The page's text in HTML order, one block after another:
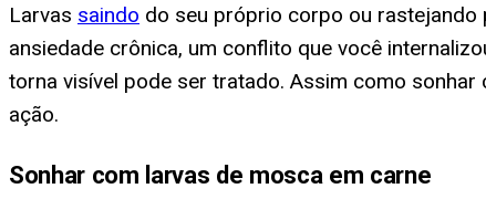
Larvas saindo do seu próprio corpo ou rastejando
ansiedade crônica, um conflito que você
torna visível pode ser tratado. Assim como sonhar
ação.
Sonhar com larvas de mosca em carne